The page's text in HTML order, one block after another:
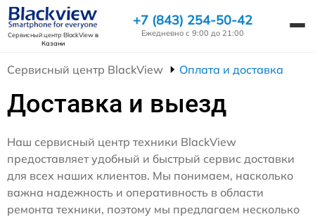
Сервисный центр BlackViewв
Казани
+7 (843) 254-50-42
Ежедневно с 9:00 до 21:00
Сервисный центр BlackView Оплата и доставка
Доставка и выезд
Наш сервисный центр техники BlackView
предоставляет удобный и быстрый сервис доставки
для всех наших клиентов. Мы понимаем, насколько
важна надежность и оперативность в области
ремонта техники, поэтому мы предлагаем несколько